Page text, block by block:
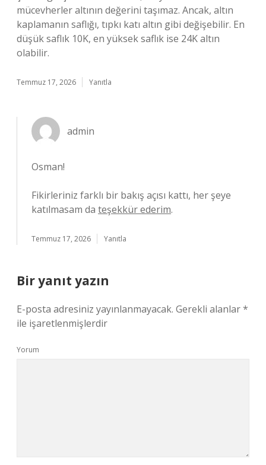
mücevherler altının değerini taşımaz. Ancak, altın
kaplamanın saflığı, tıpkı katı altın gibi değişebilir. En
düşük saflık 10K, en yüksek saflık ise 24K altın
olabilir.
Temmuz 17, 2026 Yanıtla
admin
Osman!
Fikirleriniz farklı bir bakış açısı kattı, her şeye
katılmasam da teşekkür ederim.
Temmuz 17, 2026 Yanıtla
Bir yanıt yazın
E-posta adresiniz yayınlanmayacak. Gerekli alanlar*
ile işaretlenmişlerdir
Yorum